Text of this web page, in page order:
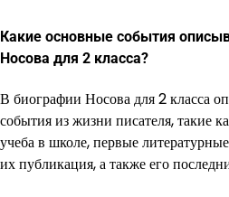
Какие основные события
Носова для 2 класса?
В биографии Носова для 2 класса
события из жизни писателя, такие
учеба в школе, первые
их публикация, а также его